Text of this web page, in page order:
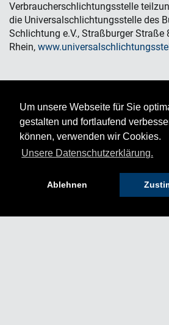
Um unsere Webseite für Sie
gestalten und fortlaufend
können, verwenden wir Cookies.
Unsere Datenschutzerklärung.
Ablehnen
Verbraucherschlichtungsstelle
die Universalschlichtungsstelle des
Schlichtung e.V., Straßburger Straße
Rhein,